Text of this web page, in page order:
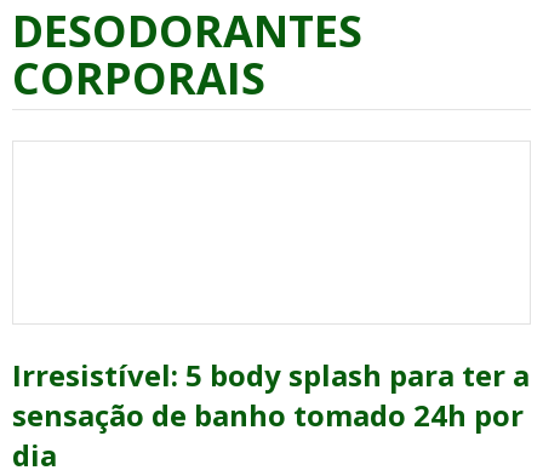
DESODORANTES
CORPORAIS
Irresistível: 5 body splash para ter a
sensação de banho tomado 24h por
dia